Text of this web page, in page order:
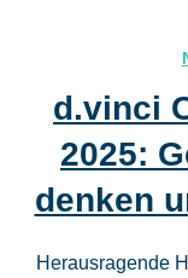
d.vinci
2025:
denken
Herausragende